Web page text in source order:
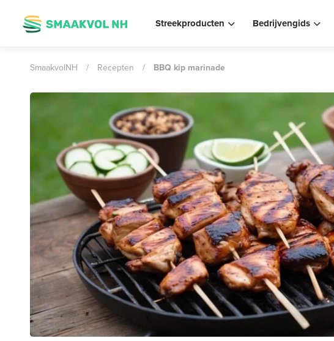
Streekproducten Bedrijvengids
SmaakvolNH / Recepten / BBQ kip marinade